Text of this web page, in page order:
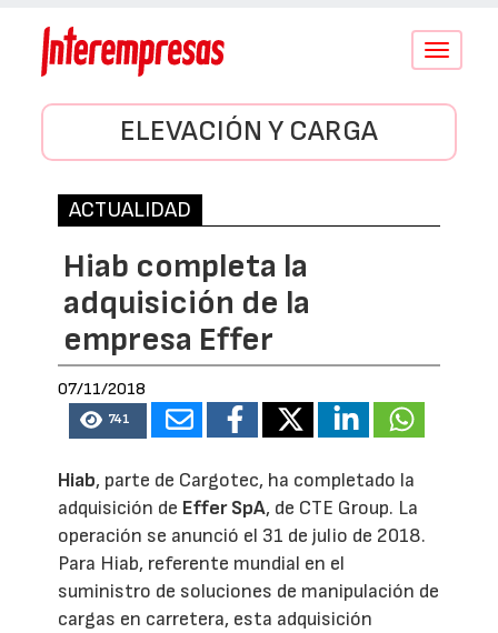
Conmutar
ELEVACIÓN Y CARGA
ACTUALIDAD
Hiab completa la
adquisición de la
empresa Effer
07/11/2018
741
Hiab, parte de Cargotec, ha completado la
adquisición de Effer SpA, de CTE Group. La
operación se anunció el 31 de julio de 2018.
Para Hiab, referente mundial en el
suministro de soluciones de manipulación de
cargas en carretera, esta adquisición